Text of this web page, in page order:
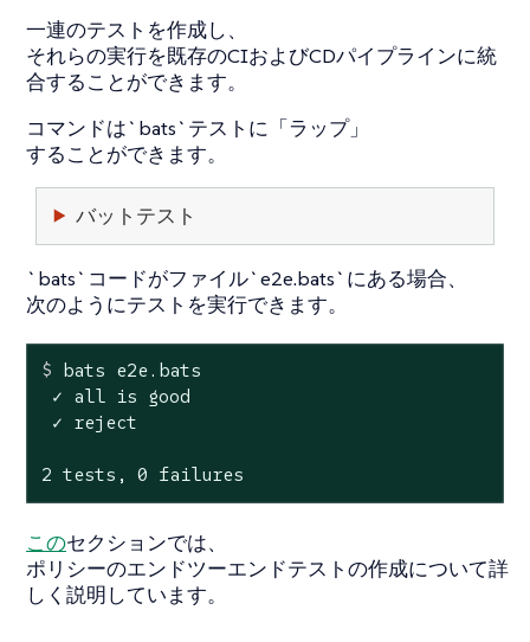
一連のテストを作成し、
それらの実行を既存のCIおよびCDパイプラインに統
合することができます。
コマンドは`bats`テストに「ラップ」
することができます。
バットテスト
`bats`コードがファイル`e2e.bats`にある場合、
次のようにテストを実行できます。
$ bats e2e.bats
✓ all is good
✓ reject
2 tests, 0 failures
このセクションでは、
ポリシーのエンドツーエンドテストの作成について詳
しく説明しています。